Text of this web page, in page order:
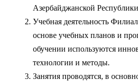
Азербайджанской
Учебная деятельность
основе учебных планов и
обучении используются
технологии и методы.
Занятия проводятся, в